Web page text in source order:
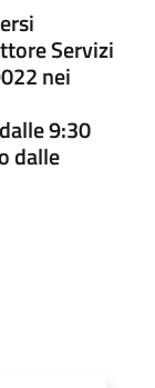
Servizi
nei
9:30
dalle